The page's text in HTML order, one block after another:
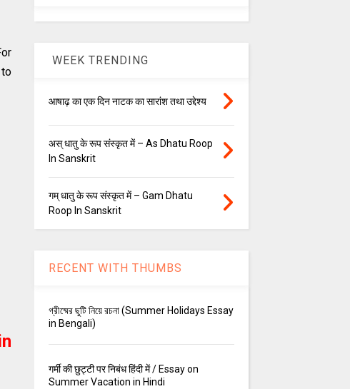
to
WEEK TRENDING
आषाढ़ का एक दिन नाटक का सारांश तथा उद्देश्य
अस् धातु के रूप संस्कृत में – As Dhatu Roop
In Sanskrit
गम् धातु के रूप संस्कृत में – Gam Dhatu
Roop In Sanskrit
RECENT WITH THUMBS
গ্রীষ্মের ছুটি নিয়ে রচনা (Summer Holidays Essay
in Bengali)
गर्मी की छुट्टी पर निबंध हिंदी में / Essay on
Summer Vacation in Hindi